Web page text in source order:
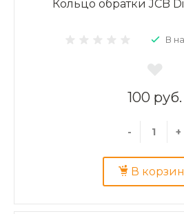
Кольцо обратки JCB
В
100 руб.
- +
В